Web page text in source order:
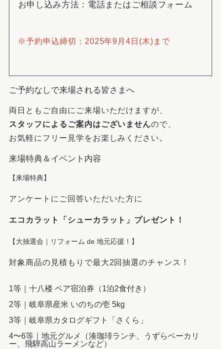
お申し込み方法：電話またはご相談フォーム
※予約申込締切：2025年9月4日(木)まで
ご予約なしで来場される皆さまへ
両日ともご自由にご来場いただけますが、
スタッフによるご案内はございませんので、
お気軽にフリー見学をお楽しみください。
来場特典＆イベント内容
【来場特典】
アンケートにご回答いただいた方に
エコカラット「シューカラット」プレゼント！
【大抽選会｜リフォーム de 地元応援！】
対象商品の見積もりで最大2回抽選のチャンス！
1等｜十八楼 ペア宿泊券（1泊2食付き）
2等｜岐阜県産米 いのちの壱 5kg
3等｜岐阜県カタログギフト「さくら」
4〜6等｜地元グルメ（湊珈琲ランチ、うずらベーカリ
ー、飛騨高山ラーメンなど）